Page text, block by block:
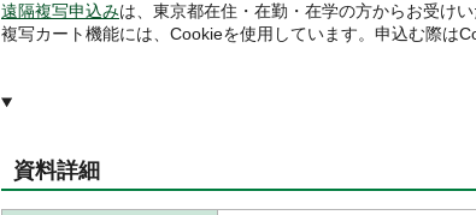
遠隔複写申込みは、東京都在住・在勤・在学の方からお受けい
複写カート機能には、Cookieを使用しています。申込む際は
資料詳細